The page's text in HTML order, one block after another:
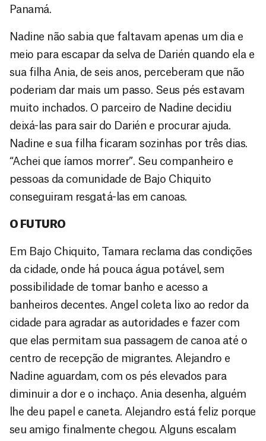
Panamá.
Nadine não sabia que faltavam apenas um dia e
meio para escapar da selva de Darién quando ela e
sua filha Ania, de seis anos, perceberam que não
poderiam dar mais um passo. Seus pés estavam
muito inchados. O parceiro de Nadine decidiu
deixá-las para sair do Darién e procurar ajuda.
Nadine e sua filha ficaram sozinhas por três dias.
“Achei que íamos morrer”. Seu companheiro e
pessoas da comunidade de Bajo Chiquito
conseguiram resgatá-las em canoas.
O FUTURO
Em Bajo Chiquito, Tamara reclama das condições
da cidade, onde há pouca água potável, sem
possibilidade de tomar banho e acesso a
banheiros decentes. Angel coleta lixo ao redor da
cidade para agradar as autoridades e fazer com
que elas permitam sua passagem de canoa até o
centro de recepção de migrantes. Alejandro e
Nadine aguardam, com os pés elevados para
diminuir a dor e o inchaço. Ania desenha, alguém
lhe deu papel e caneta. Alejandro está feliz porque
seu amigo finalmente chegou. Alguns escalam